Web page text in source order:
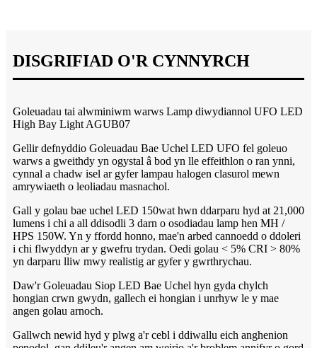
DISGRIFIAD O'R CYNNYRCH
Goleuadau tai alwminiwm warws Lamp diwydiannol UFO LED
High Bay Light AGUB07
Gellir defnyddio Goleuadau Bae Uchel LED UFO fel goleuo
warws a gweithdy yn ogystal â bod yn lle effeithlon o ran ynni,
cynnal a chadw isel ar gyfer lampau halogen clasurol mewn
amrywiaeth o leoliadau masnachol.
Gall y golau bae uchel LED 150wat hwn ddarparu hyd at 21,000
lumens i chi a all ddisodli 3 darn o osodiadau lamp hen MH /
HPS 150W. Yn y ffordd honno, mae'n arbed cannoedd o ddoleri
i chi flwyddyn ar y gwefru trydan. Oedi golau < 5% CRI > 80%
yn darparu lliw mwy realistig ar gyfer y gwrthrychau.
Daw'r Goleuadau Siop LED Bae Uchel hyn gyda chylch
hongian crwn gwydn, gallech ei hongian i unrhyw le y mae
angen golau arnoch.
Gallwch newid hyd y plwg a'r cebl i ddiwallu eich anghenion